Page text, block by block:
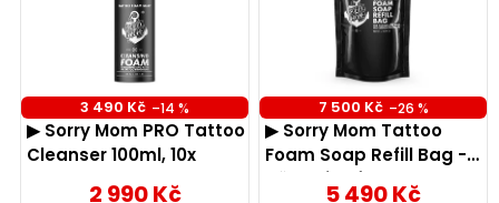
s
p 3 490 Kč –14 %
▶ Sorry Mom PRO Tattoo
Cleanser 100ml, 10x
2 990 Kč
7 500 Kč –26 %
▶ Sorry Mom Tattoo
Foam Soap Refill Bag -
pěnové mýdlo 750 ml,
5 490 Kč